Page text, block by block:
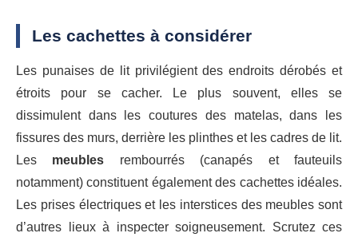
Les cachettes à considérer
Les punaises de lit privilégient des endroits dérobés et
étroits pour se cacher. Le plus souvent, elles se
dissimulent dans les coutures des matelas, dans les
fissures des murs, derrière les plinthes et les cadres de lit.
Les meubles rembourrés (canapés et fauteuils
notamment) constituent également des cachettes idéales.
Les prises électriques et les interstices des meubles sont
d’autres lieux à inspecter soigneusement. Scrutez ces